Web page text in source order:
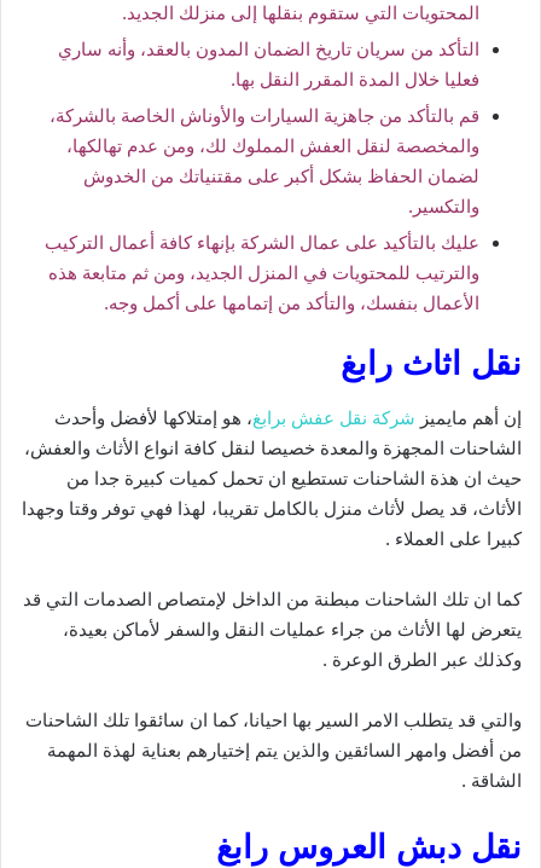
المحتويات التي ستقوم بنقلها إلى منزلك الجديد.
التأكد من سريان تاريخ الضمان المدون بالعقد، وأنه ساري
فعليا خلال المدة المقرر النقل بها.
قم بالتأكد من جاهزية السيارات والأوناش الخاصة بالشركة،
والمخصصة لنقل العفش المملوك لك، ومن عدم تهالكها،
لضمان الحفاظ بشكل أكبر على مقتنياتك من الخدوش
والتكسير.
عليك بالتأكيد على عمال الشركة بإنهاء كافة أعمال التركيب
والترتيب للمحتويات في المنزل الجديد، ومن ثم متابعة هذه
الأعمال بنفسك، والتأكد من إتمامها على أكمل وجه.
نقل اثاث رابغ
إن أهم مايميز شركة نقل عفش برابغ، هو إمتلاكها لأفضل وأحدث
الشاحنات المجهزة والمعدة خصيصا لنقل كافة انواع الأثاث والعفش،
حيث ان هذة الشاحنات تستطيع ان تحمل كميات كبيرة جدا من
الأثاث، قد يصل لأثاث منزل بالكامل تقريبا، لهذا فهي توفر وقتا وجهدا
كبيرا على العملاء .
كما ان تلك الشاحنات مبطنة من الداخل لإمتصاص الصدمات التي قد
يتعرض لها الأثاث من جراء عمليات النقل والسفر لأماكن بعيدة،
وكذلك عبر الطرق الوعرة .
والتي قد يتطلب الامر السير بها احيانا، كما ان سائقوا تلك الشاحنات
من أفضل وامهر السائقين والذين يتم إختيارهم بعناية لهذة المهمة
الشاقة .
نقل دبش العروس رابغ